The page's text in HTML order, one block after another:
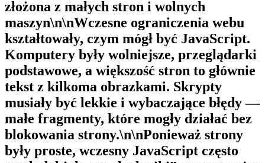
złożona z małych stron i wolnych
maszyn\n\nWczesne ograniczenia webu
kształtowały, czym mógł być JavaScript.
Komputery były wolniejsze, przeglądarki
podstawowe, a większość stron to głównie
tekst z kilkoma obrazkami. Skrypty
musiały być lekkie i wybaczające błędy —
małe fragmenty, które mogły działać bez
blokowania strony.\n\nPonieważ strony
były proste, wczesny JavaScript często